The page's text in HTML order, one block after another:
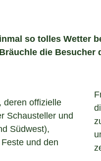
so tolles Wetter
die
deren offizielle
Schausteller und
Südwest),
und den